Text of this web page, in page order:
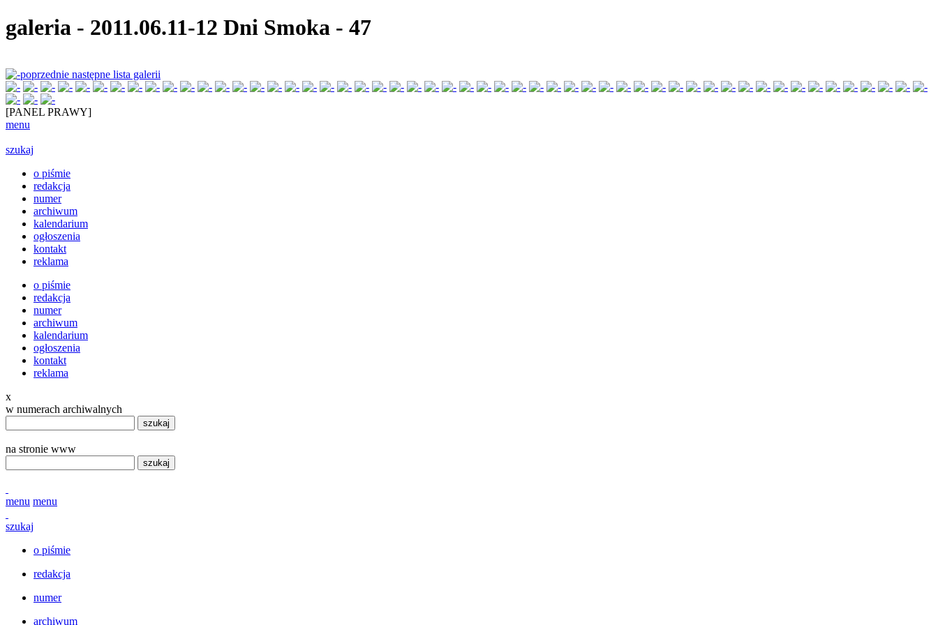
galeria - 2011.06.11-12 Dni Smoka - 47
poprzednie następne lista galerii
[PANEL PRAWY]
menu
szukaj
o piśmie
redakcja
numer
archiwum
kalendarium
ogłoszenia
kontakt
reklama
o piśmie
redakcja
numer
archiwum
kalendarium
ogłoszenia
kontakt
reklama
x
w numerach archiwalnych
szukaj
na stronie www
szukaj
menu menu
szukaj
o piśmie
redakcja
numer
archiwum